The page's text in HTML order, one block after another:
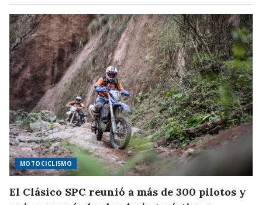
MOTOCICLISMO
El Clásico SPC reunió a más de 300 pilotos y